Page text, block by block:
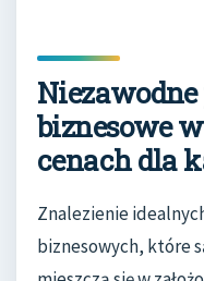
biznesowe
cenach dla
Znalezienie
biznesowych, które